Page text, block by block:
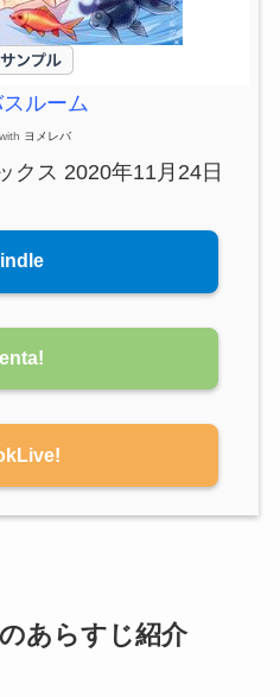
ルーム
ヨメレバ
クス 2020年11月24日
あらすじ紹介